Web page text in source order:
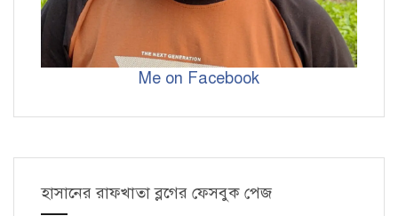
Me on Facebook
হাসানের রাফখাতা ব্লগের ফেসবুক পেজ